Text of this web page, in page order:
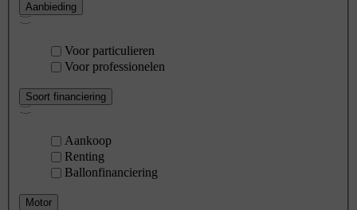
Aanbieding
Voor particulieren
Voor professionelen
Soort financiering
Aankoop
Renting
Ballonfinanciering
Motor